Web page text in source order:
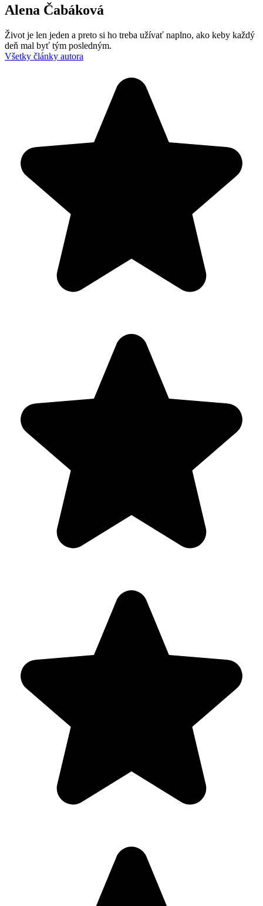
Alena Čabáková
Život je len jeden a preto si ho treba užívať naplno, ako keby každý
deň mal byť tým posledným.
Všetky články autora